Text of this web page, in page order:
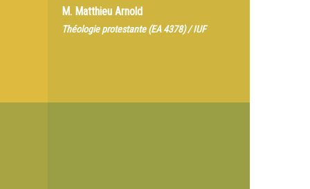
M. Matthieu Arnold
Théologie protestante (EA 4378) / IUF